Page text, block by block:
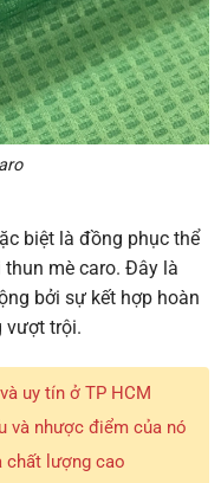
biệt là đồng phục thể
mè caro. Đây là
bởi sự kết hợp hoàn
vượt trội.
uy tín ở TP HCM
và nhược điểm của nó
chất lượng cao